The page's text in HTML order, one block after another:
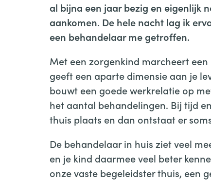
al bijna een jaar bezig en eigenlijk
aankomen. De hele nacht lag ik
een behandelaar me getroffen.
Met een zorgenkind marcheert
geeft een aparte dimensie aan je
bouwt een goede werkrelatie op
het aantal behandelingen. Bij tijd
thuis plaats en dan ontstaat er
De behandelaar in huis ziet veel
en je kind daarmee veel beter
onze vaste begeleidster thuis, een